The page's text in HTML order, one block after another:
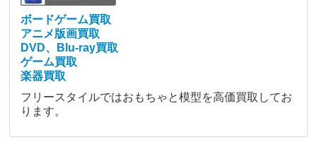
ボードゲーム買取
アニメ版画買取
DVD、Blu-ray買取
ゲーム買取
楽器買取
フリースタイルではおもちゃと模型を高価買取してお
ります。